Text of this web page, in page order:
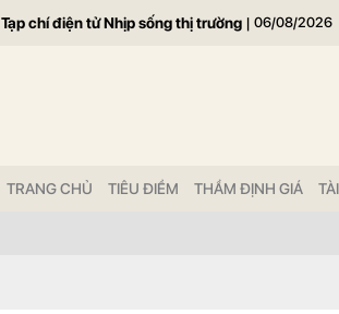
Tạp chí điện tử Nhịp sống thị trường | 06/08/2026
TRANG CHỦ TIÊU ĐIỂM THẨM ĐỊNH GIÁ
Gửi